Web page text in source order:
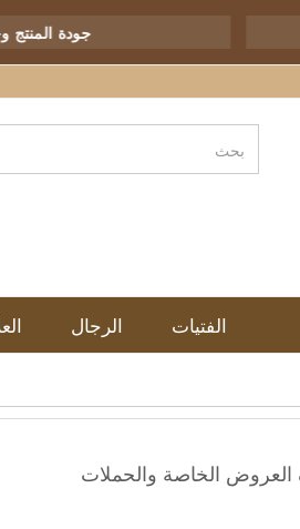
جودة المنتج
الفتيات الرجال
الخاصة والحملات